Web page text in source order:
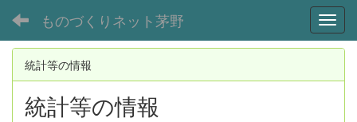
ものづくりネット茅野
統計等の情報
統計等の情報